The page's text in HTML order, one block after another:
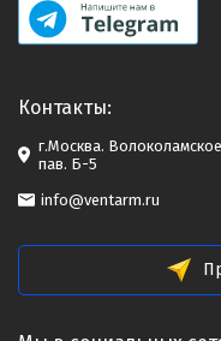
Контакты:
г.Москва.
пав. Б-5
info@ventarm.ru